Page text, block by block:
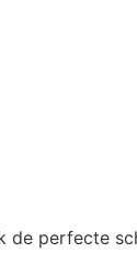
de perfecte